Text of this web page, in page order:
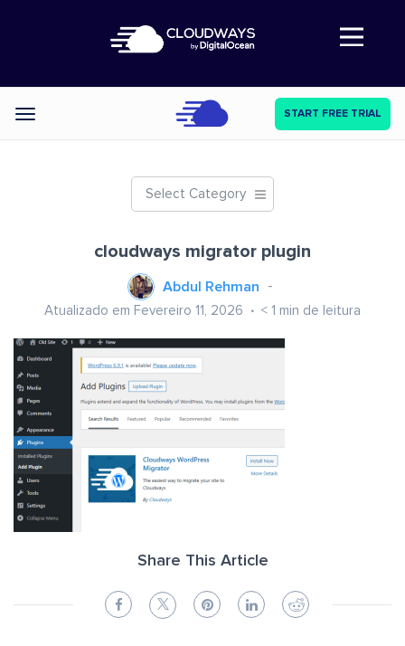
Abre a navegação
Categories START FREE TRIAL
Select Category
cloudways migrator plugin
Abdul Rehman
Atualizado em Fevereiro 11, 2026 < 1 min de leitura
Share This Article